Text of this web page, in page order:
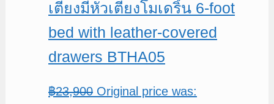
เตียงมีหัวเตียงโมเดริ์น 6-foot
bed with leather-covered
drawers BTHA05
฿23,900 Original price was: